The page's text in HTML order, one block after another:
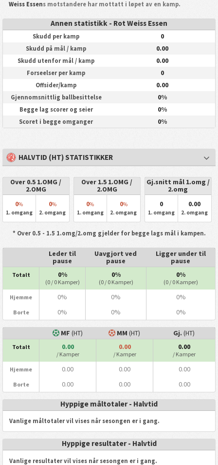
Weiss Essens motstandere har mottatt i løpet av en kamp.
Annen statistikk - Rot Weiss Essen
Skudd per kamp 0
Skudd på mål / kamp 0.00
Skudd utenfor mål / kamp 0.00
Forseelser per kamp 0
Offsider/kamp 0.00
Gjennomsnittlig ballbesittelse 0%
Begge lag scorer og seier 0%
Scoret i begge omganger 0%
HALVTID (HT) STATISTIKKER
Over 0.5 1.OMG /
2.OMG
0%
1. omgang
0%
2. omgang
Over 1.5 1.OMG /
2.OMG
0%
1. omgang
0%
2. omgang
Gj.snitt mål 1.omg /
2.omg
0
1. omgang
0.00
2. omgang
* Over 0.5 - 1.5 1.omg/2.omg gjelder for begge lags mål i kampen.
Leder til
pause
Uavgjort ved
pause
Ligger under til
pause
Totalt 0%
(0 / 0 Kamper)
0%
(0 / 0 Kamper)
0%
(0 / 0 Kamper)
Hjemme 0% 0% 0%
Borte 0% 0% 0%
MF (HT) MM (HT) Gj. (HT)
Totalt 0.00
/ Kamper
0.00
/ Kamper
0.00
/ Kamper
Hjemme 0.00 0.00 0.00
Borte 0.00 0.00 0.00
Hyppige måltotaler - Halvtid
Vanlige måltotaler vil vises når sesongen er i gang.
Hyppige resultater - Halvtid
Vanlige resultater vil vises når sesongen er i gang.